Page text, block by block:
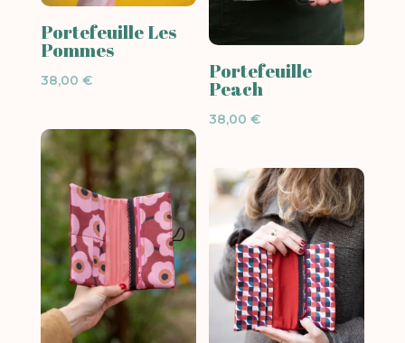
Portefeuille Les
Pommes
38,00 € Portefeuille
Peach
38,00€